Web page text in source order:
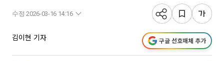
수정 2026-03-16 14:16
김이현 기자 구글 선호매체 추가